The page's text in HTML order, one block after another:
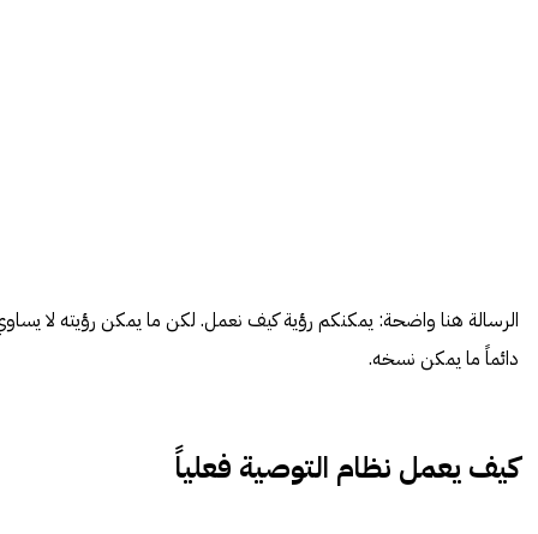
الرسالة هنا واضحة: يمكنكم رؤية كيف نعمل. لكن ما يمكن رؤيته لا
دائماً ما يمكن نسخه.
كيف يعمل نظام التوصية فعلياً